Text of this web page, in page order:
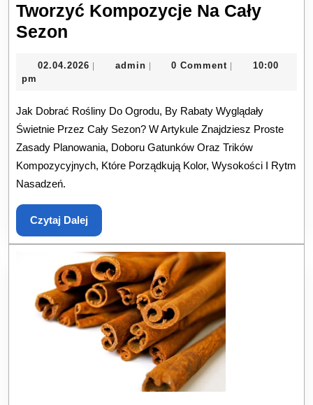
Tworzyć Kompozycje Na Cały
Sezon
Do
Jak
Tworzyć
Kompozycje
Na
Sezon
02.04.2026 02.04.2026
| adminadmin
| 0 Comment |
10:00
pm
Jak Dobrać Rośliny Do Ogrodu, By Rabaty Wyglądały
Świetnie Przez Cały Sezon? W Artykule Znajdziesz Proste
Zasady Planowania, Doboru Gatunków Oraz Trików
Kompozycyjnych, Które Porządkują Kolor, Wysokości I Rytm
Nasadzeń.
Czytaj DalejCzytaj
Dalej